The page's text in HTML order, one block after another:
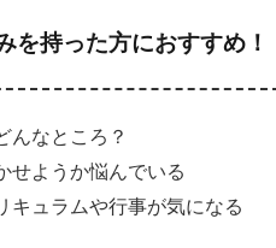
を持った方におすすめ！
んなところ？
せようか悩んでいる
キュラムや行事が気になる